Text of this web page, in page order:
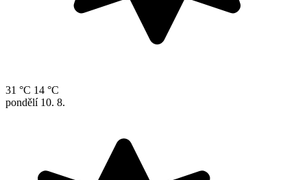
31 °C 14 °C
pondělí 10. 8.